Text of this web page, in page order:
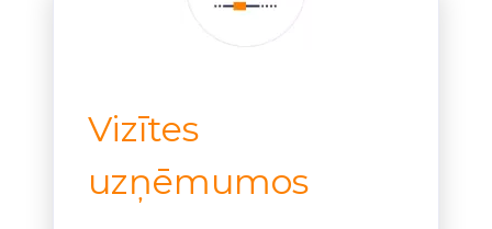
Vizītes
uzņēmumos